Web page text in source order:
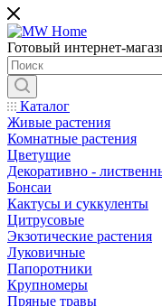
Готовый интернет-
Каталог
Живые растения
Комнатные растения
Цветущие
Декоративно -
Бонсаи
Кактусы и суккуленты
Цитрусовые
Экзотические растения
Луковичные
Папоротники
Крупномеры
Пряные травы